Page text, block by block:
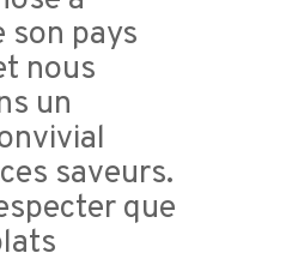
son pays
nous
un
saveurs.
que